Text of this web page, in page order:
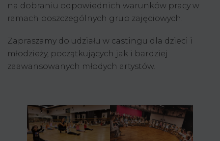
na dobraniu odpowiednich warunków pracy w
ramach poszczególnych grup zajęciowych.
Zapraszamy do udziału w castingu dla dzieci i
młodzieży, początkujących jak i bardziej
zaawansowanych młodych artystów.